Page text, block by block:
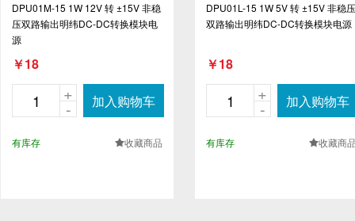
DPU01M-15 1W 12V 转 ±15V 非稳
压双路输出明纬DC-DC转换模块电
源
￥18
-
+ 加入购物车
有库存 .收藏商品
DPU01L-15 1W 5V 转 ±15V 非稳压
双路输出明纬DC-DC转换模块电源
￥18
-
+ 加入购物车
有库存 .收藏商